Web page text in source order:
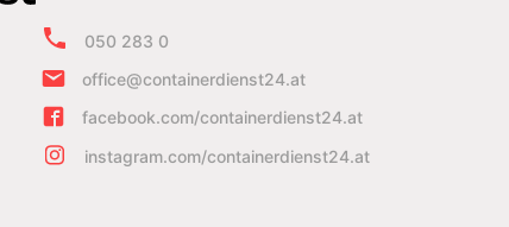
050 283 0
office@containerdienst24.at
facebook.com/containerdienst24.at
instagram.com/containerdienst24.at